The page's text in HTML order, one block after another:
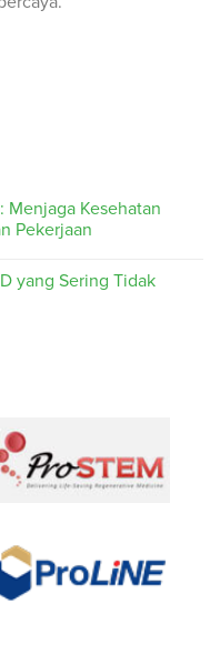
Menjaga Kesehatan
Pekerjaan
yang Sering Tidak